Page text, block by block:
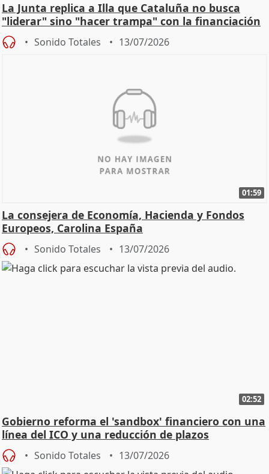
La Junta replica a Illa que Cataluña no busca
"liderar" sino "hacer trampa" con la financiación
Sonido Totales 13/07/2026
01:59
La consejera de Economía, Hacienda y Fondos
Europeos, Carolina España
Sonido Totales 13/07/2026
02:52
Gobierno reforma el 'sandbox' financiero con una
línea del ICO y una reducción de plazos
Sonido Totales 13/07/2026